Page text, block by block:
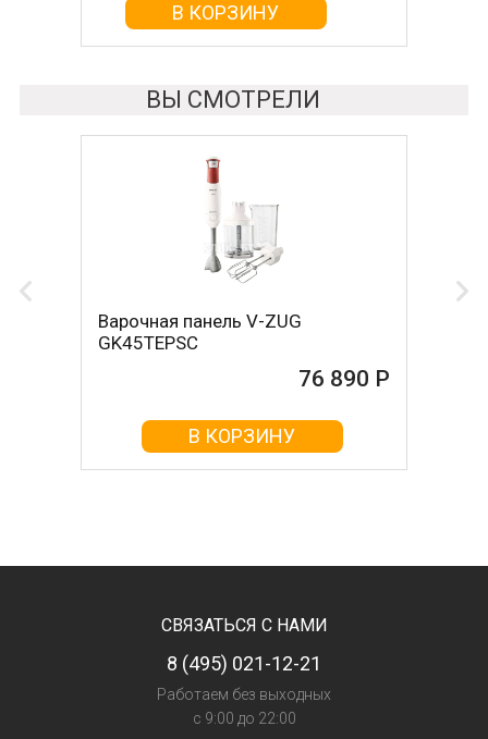
В КОРЗИНУ
В КОРЗИНУ
ВЫ СМОТРЕЛИ
Варочная панель V-ZUG
GK45TEPSC
76 890 Р
В КОРЗИНУ
СВЯЗАТЬСЯ С НАМИ
8 (495) 021-12-21
Работаем без выходных
с 9:00 до 22:00